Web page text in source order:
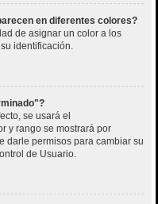
en diferentes colores?
de asignar un color a los
identificación.
se usará el
y rango se mostrará por
darle permisos para cambiar su
de Usuario.